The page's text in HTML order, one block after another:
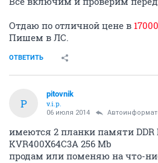
Отдаю по отличной цене в
Пишем в ЛС.
ОТВЕТИТЬ
P
pitovnik
v.i.p.
06 июля 2014
имеются 2 планки памяти DDR
KVR400X64C3A 256 Mb
продам или поменяю на что-